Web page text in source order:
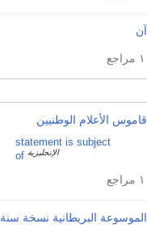
آن
١ مراجع
قاموس الأعلام الوطنيين
statement is subject
of الإنجليزية
١ مراجع
الموسوعة البريطانية نسخة سنة 1911